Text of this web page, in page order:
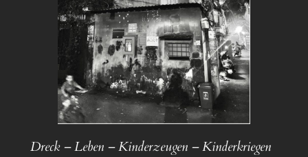
Dreck – Leben – Kinderzeugen – Kinderkriegen